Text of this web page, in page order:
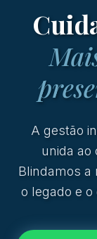
A gestão
unida ao
Blindamos a
o legado e